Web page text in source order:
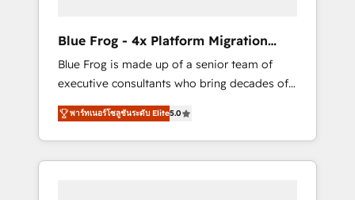
business services. We prepare a customized
business case that demonstrates the value
and impact of your digital transformation,
including a detailed financial rationale with a
focus on ROI and TCO. As a trusted extension
of your team, we believe in the power of
partnership. Together, we embark on a
Blue Frog - 4x Platform Migration
Award Winner
Blue Frog is made up of a senior team of
executive consultants who bring decades of
relevant, real world experience to our client
engagements. "Blue Frog is a top, trusted
partner in HubSpot's ecosystem for a reason.
Their team brings over a decade of
พาร์ทเนอร์โซลูชันระดับ Elite5.0